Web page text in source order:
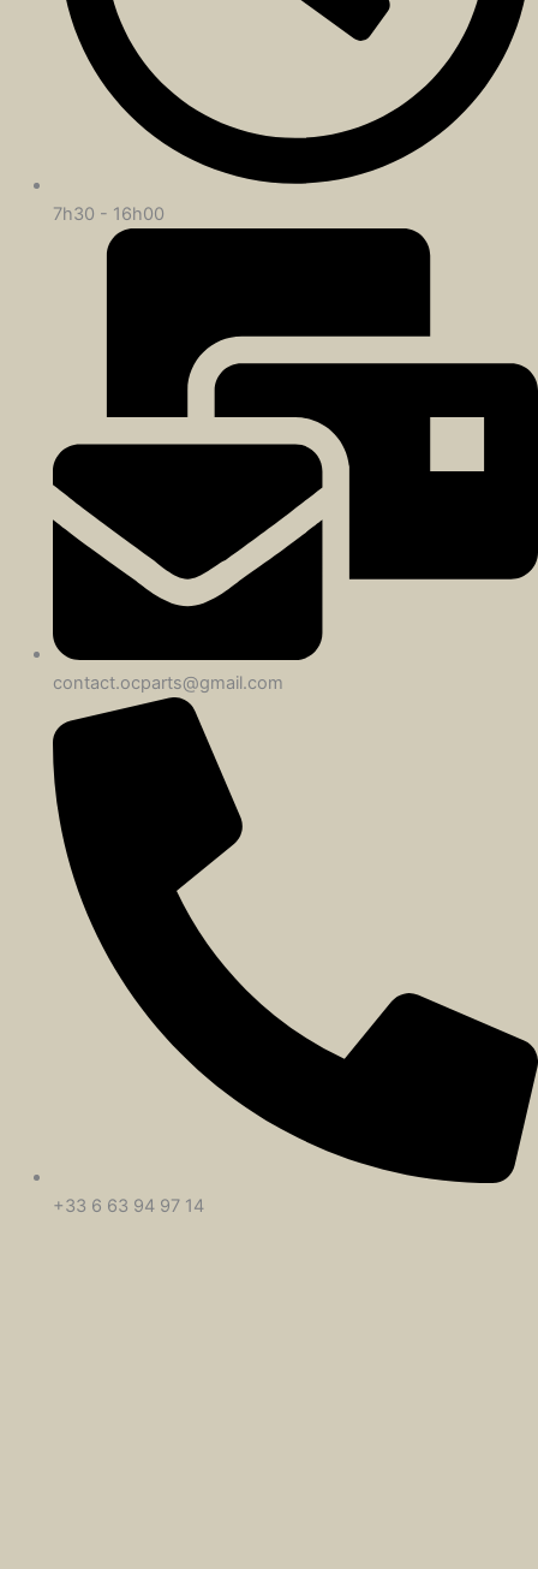
7h30 - 16h00
contact.ocparts@gmail.com
+33 6 63 94 97 14